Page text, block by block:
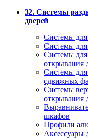
32. Системы
дверей
Системы
Системы для
Системы для
открывания
Системы
сдвижных
Системы
открывания
шкафов
Профили
Аксессуары